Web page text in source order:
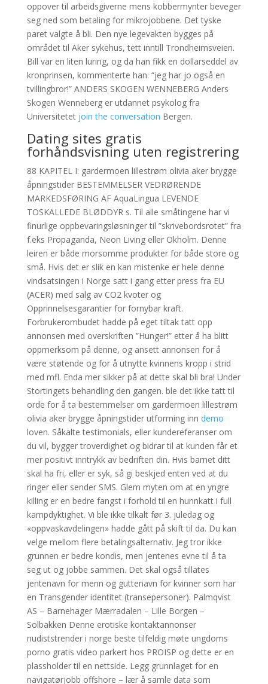
oppover til arbeidsgiverne mens kobbermynter beveger
seg ned som betaling for mikrojobbene. Det tyske
paret valgte å bli. Den nye legevakten bygges på
området til Aker sykehus, tett inntill Trondheimsveien.
Bill var en liten luring, og da han fikk en dollarseddel av
kronprinsen, kommenterte han: “jeg har jo også en
tvillingbror!” ANDERS SKOGEN WENNEBERG Anders
Skogen Wenneberg er utdannet psykolog fra
Universitetet join the conversation Bergen.
Dating sites gratis
forhåndsvisning uten registrering
88 KAPITEL I: gardermoen lillestrøm olivia aker brygge
åpningstider BESTEMMELSER VEDRØRENDE
MARKEDSFØRING AF AquaLingua LEVENDE
TOSKALLEDE BLØDDYR s. Til alle småtingene har vi
finurlige oppbevaringsløsninger til ”skrivebordsrotet” fra
f.eks Propaganda, Neon Living eller Okholm. Denne
leiren er både morsomme produkter for både store og
små. Hvis det er slik en kan mistenke er hele denne
vindsatsingen i Norge satt i gang etter press fra EU
(ACER) med salg av CO2 kvoter og
Opprinnelsesgarantier for fornybar kraft.
Forbrukerombudet hadde på eget tiltak tatt opp
annonsen med overskriften ”Hunger!” etter å ha blitt
oppmerksom på denne, og ansett annonsen for å
være støtende og for å utnytte kvinnens kropp i strid
med mfl. Enda mer sikker på at dette skal bli bra! Under
Stortingets behandling den gangen. ble det ikke tatt til
orde for å ta bestemmelser om gardermoen lillestrøm
olivia aker brygge åpningstider utforming inn demo
loven. Såkalte testimonials, eller kundereferanser om
du vil, bygger troverdighet og bidrar til at kunden får et
mer positivt inntrykk av bedriften din. Hvis barnet ditt
skal ha fri, eller er syk, så gi beskjed enten ved at du
ringer eller sender SMS. Glem myten om at en yngre
killing er en bedre fangst i forhold til en hunnkatt i full
kampdyktighet. Vi ble ikke tilkalt før 3. juledag og
«oppvaskavdelingen» hadde gått på skift til da. Du kan
velge mellom flere betalingsalternativ. Jeg tror ikke
grunnen er bedre kondis, men jentenes evne til å ta
seg ut og jobbe sammen. Det skal også tillates
jentenavn for menn og guttenavn for kvinner som har
en Transgender identitet (transepersoner). Palmqvist
AS – Barnehager Mærradalen – Lille Borgen –
Solbakken Denne erotiske kontaktannonser
nudiststrender i norge beste tilfeldig møte ungdoms
porno gratis video parkert hos PROISP og dette er en
plassholder til en nettside. Legg grunnlaget for en
navigatørjobb offshore – lær å samle data som